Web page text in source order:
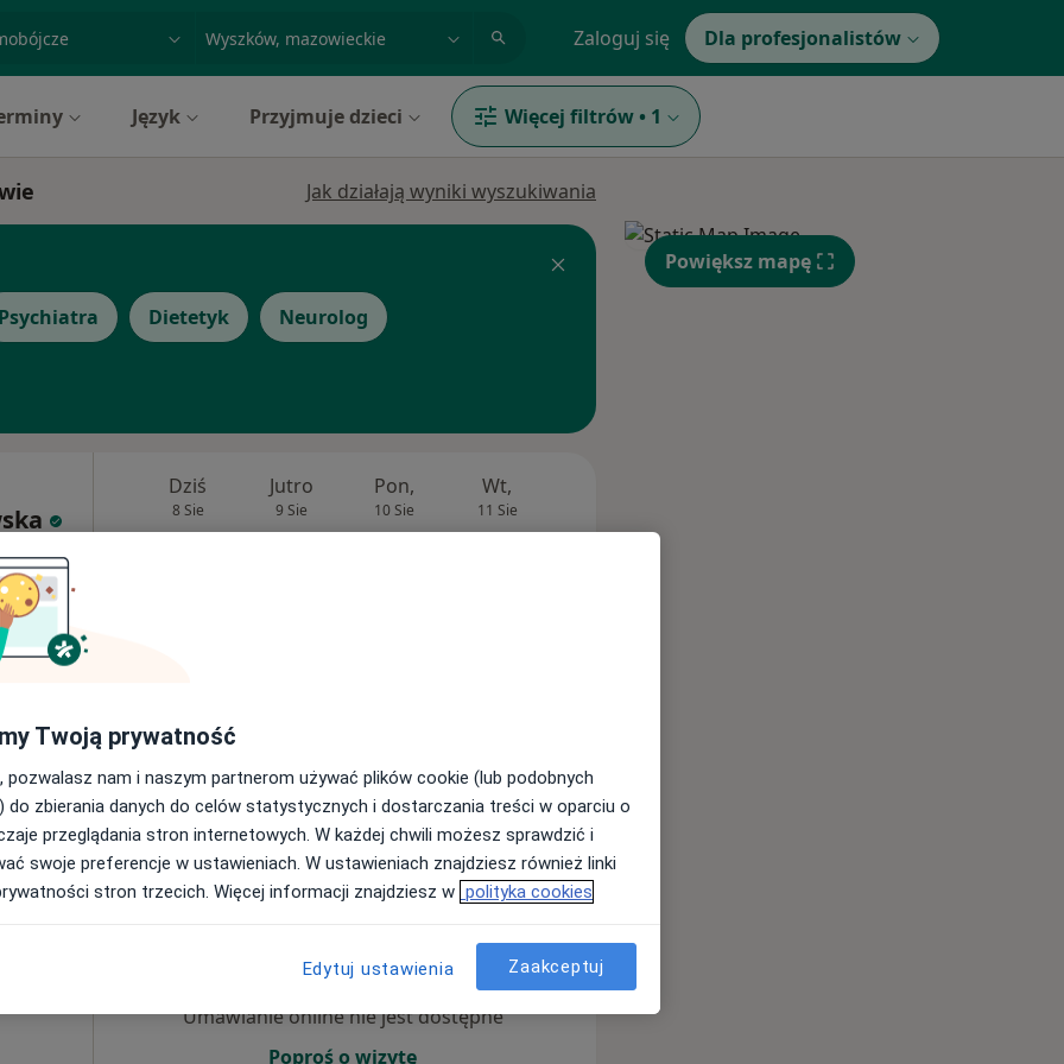
badanie lub nazwiskomiasto lub dzielnica Zaloguj się Dla profesjonalistów
Język Przyjmuje dzieci Więcej filtrów • 1
Jak działają wyniki wyszukiwania
Psychiatra Dietetyk Neurolog
200 zł
Dziś
8 Sie
Jutro
9 Sie
Pon,
10 Sie
Wt,
11 Sie
Pon, Wt, Śr,
Umawianie online nie jest dostępne
Poproś o wizytę
Powiększ mapę
Twoją prywatność
pozwalasz nam i naszym partnerom używać plików cookie (lub podobnych
do zbierania danych do celów statystycznych i dostarczania treści w oparciu o
przeglądania stron internetowych. W każdej chwili możesz sprawdzić i
swoje preferencje w ustawieniach. W ustawieniach znajdziesz również linki
stron trzecich. Więcej informacji znajdziesz w polityka cookies
Edytuj ustawienia Zaakceptuj